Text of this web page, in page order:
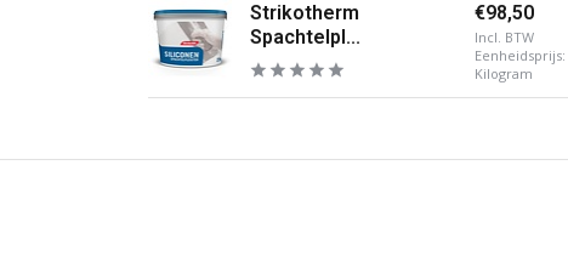
Strikotherm
Spachtelpl...
€98,50
Incl. BTW
Eenheidsprijs:
Kilogram